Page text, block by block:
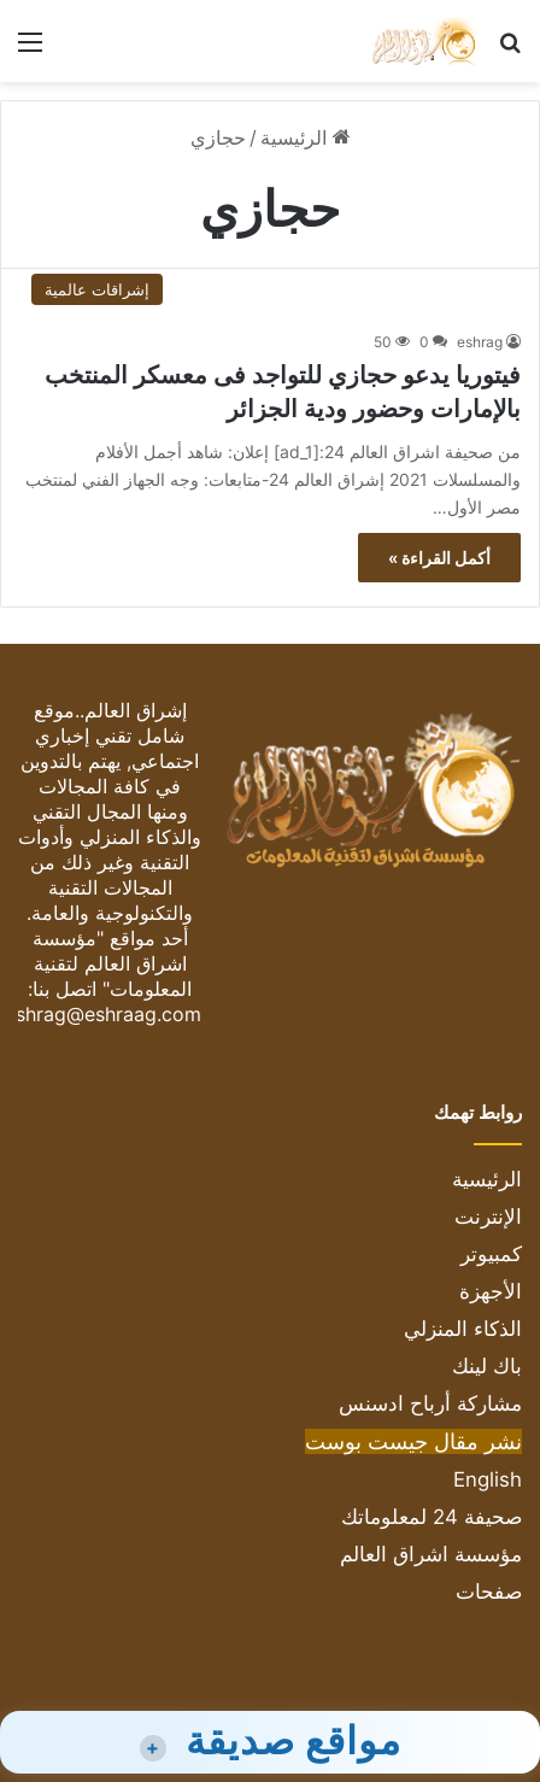
بحث عن
الرئيسية / حجازي
حجازي
إشراقات عالمية
eshrag
0
50
فيتوريا يدعو حجازي للتواجد فى معسكر المنتخب
بالإمارات وحضور ودية الجزائر
من صحيفة اشراق العالم 24:[ad_1] إعلان: شاهد أجمل الأفلام
والمسلسلات 2021 إشراق العالم 24-متابعات: وجه الجهاز الفني لمنتخب
مصر الأول…
أكمل القراءة »
إشراق العالم..موقع
شامل تقني إخباري
اجتماعي, يهتم بالتدوين
في كافة المجالات
ومنها المجال التقني
والذكاء المنزلي وأدوات
التقنية وغير ذلك من
المجالات التقنية
والتكنولوجية والعامة.
أحد مواقع "مؤسسة
اشراق العالم لتقنية
المعلومات" اتصل بنا:
eshrag@eshraag.com
روابط تهمك
الرئيسية
الإنترنت
كمبيوتر
الأجهزة
الذكاء المنزلي
باك لينك
مشاركة أرباح ادسنس
نشر مقال جيست بوست
English
صحيفة 24 لمعلوماتك
مؤسسة اشراق العالم
صفحات
مواقع صديقة +